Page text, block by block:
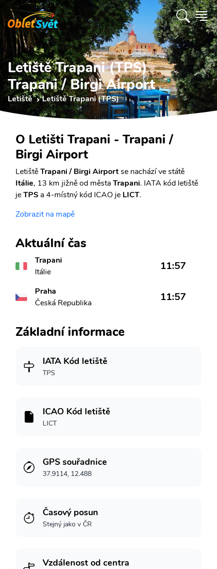
Letiště Trapani (TPS)
Trapani / Birgi Airport
Letiště Letiště Trapani (TPS)
O Letišti Trapani - Trapani /
Birgi Airport
LetištěTrapani / Birgi Airportse nachází ve státě
Itálie, 13 km jižně od městaTrapani. IATA kód letiště
jeTPS a 4-místný kód ICAO je LICT.
Zobrazit na mapě
Aktuální čas
Trapani
Itálie
11:57
Praha
Česká Republika
11:57
Základní informace
IATA Kód letiště
TPS
ICAO Kód letiště
LICT
GPS souřadnice
37.9114, 12.488
Časový posun
Stejný jako v ČR
Vzdálenost od centra